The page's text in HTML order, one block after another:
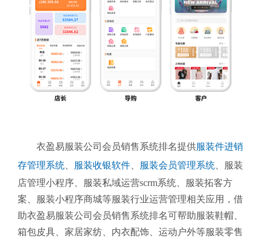
衣盈易服装公司会员销售系统排名提供服装件进销
存管理系统
服装收银软件 服装会员管理系统
服装
店管理小程序、服装私域运营scrm系统、服装拓客方
案、服装小程序商城等服装行业运营管理相关应用，借
助衣盈易服装公司会员销售系统排名可帮助服装鞋帽、
箱包皮具、家居家纺、内衣配饰、运动户外等服装零售